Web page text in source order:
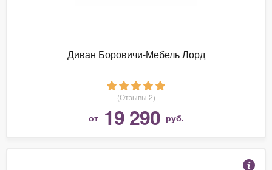
Диван Боровичи-Мебель Лорд
(Отзывы 2)
от 19 290 руб.